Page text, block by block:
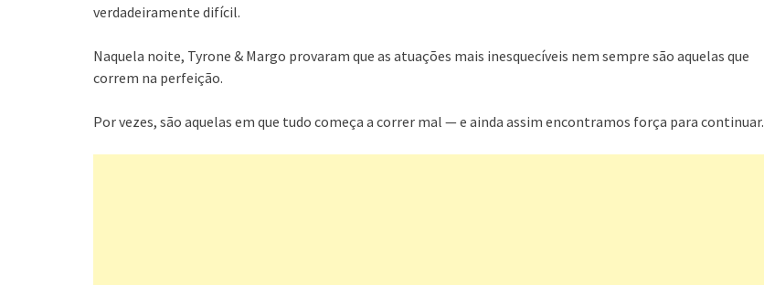
verdadeiramente difícil.
Naquela noite, Tyrone & Margo provaram que as atuações mais inesquecíveis nem sempre são aquelas que
correm na perfeição.
Por vezes, são aquelas em que tudo começa a correr mal — e ainda assim encontramos força para continuar.